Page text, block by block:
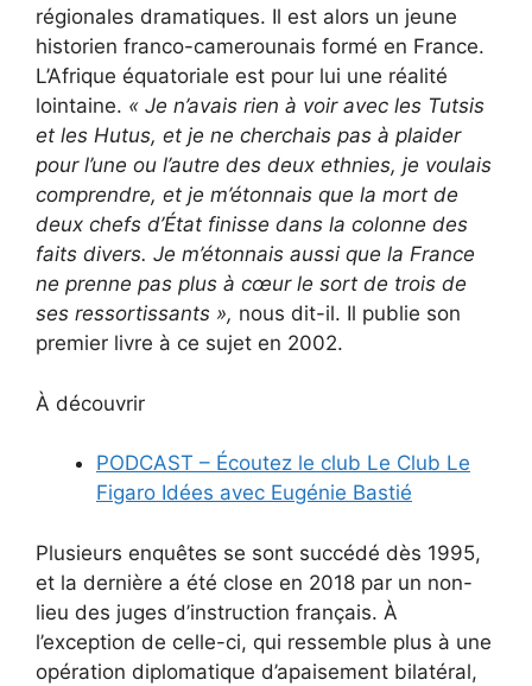
régionales dramatiques. Il est alors un jeune
historien franco-camerounais formé en France.
L’Afrique équatoriale est pour lui une réalité
lointaine. « Je n’avais rien à voir avec les Tutsis
et les Hutus, et je ne cherchais pas à plaider
pour l’une ou l’autre des deux ethnies, je voulais
comprendre, et je m’étonnais que la mort de
deux chefs d’État finisse dans la colonne des
faits divers. Je m’étonnais aussi que la France
ne prenne pas plus à cœur le sort de trois de
ses ressortissants », nous dit-il. Il publie son
premier livre à ce sujet en 2002.
À découvrir
PODCAST – Écoutez le club Le Club Le
Figaro Idées avec Eugénie Bastié
Plusieurs enquêtes se sont succédé dès 1995,
et la dernière a été close en 2018 par un non-
lieu des juges d’instruction français. À
l’exception de celle-ci, qui ressemble plus à une
opération diplomatique d’apaisement bilatéral,